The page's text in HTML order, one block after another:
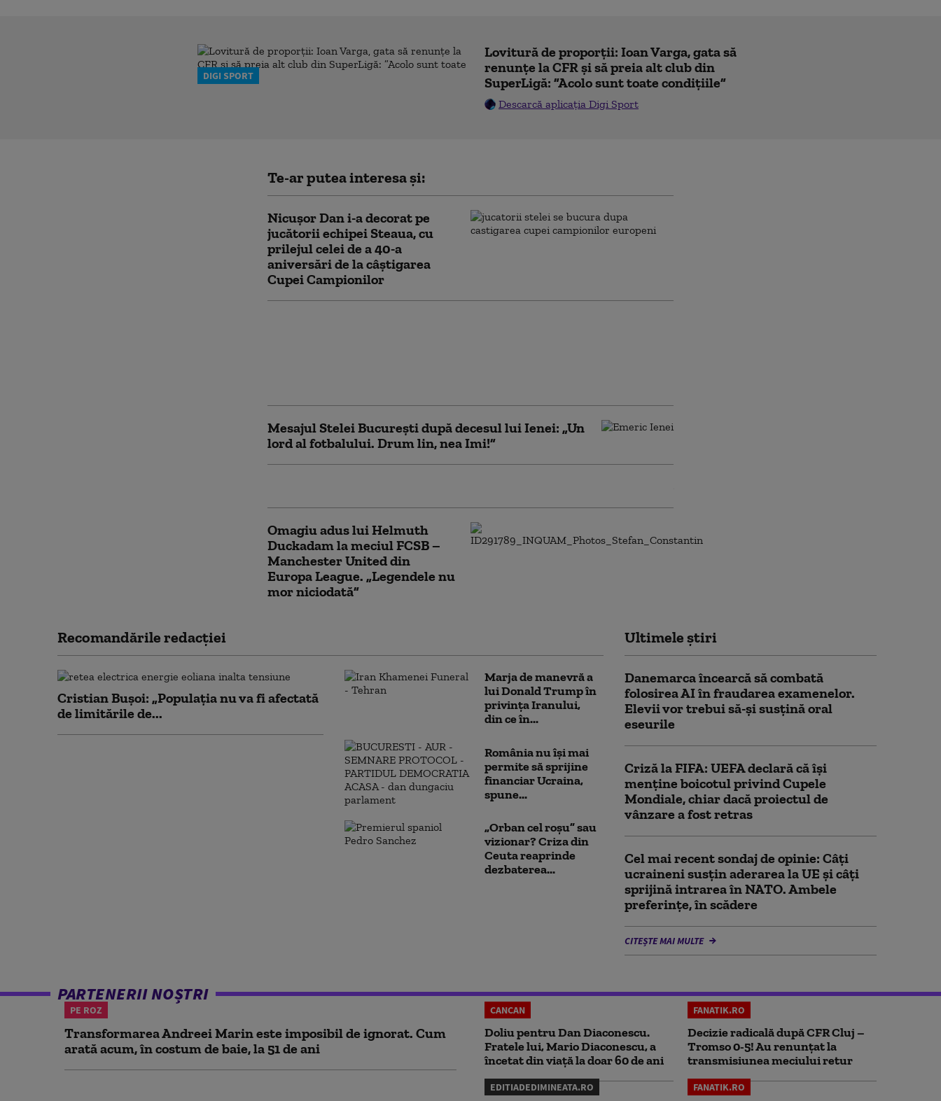
DIGI SPORT
Lovitură de proporții: Ioan Varga, gata să
renunțe la CFR și să preia alt club din
SuperLigă: ”Acolo sunt toate condițiile”
Descarcă aplicația Digi Sport
Te-ar putea interesa și:
Nicușor Dan i-a decorat pe
jucătorii echipei Steaua, cu
prilejul celei de a 40-a
aniversări de la câștigarea
Cupei Campionilor
Mesajul Stelei Bucureşti după decesul lui Ienei: „Un
lord al fotbalului. Drum lin, nea Imi!”
Omagiu adus lui Helmuth
Duckadam la meciul FCSB –
Manchester United din
Europa League. „Legendele nu
mor niciodată”
Recomandările redacţiei
Cristian Bușoi: „Populația nu va fi afectată
de limitările de...
Marja de manevră a
lui Donald Trump în
privința Iranului,
din ce în...
România nu își mai
permite să sprijine
financiar Ucraina,
spune...
„Orban cel roșu” sau
vizionar? Criza din
Ceuta reaprinde
dezbaterea...
Ultimele știri
Danemarca încearcă să combată
folosirea AI în fraudarea examenelor.
Elevii vor trebui să-şi susţină oral
eseurile
Criză la FIFA: UEFA declară că îşi
menţine boicotul privind Cupele
Mondiale, chiar dacă proiectul de
vânzare a fost retras
Cel mai recent sondaj de opinie: Câți
ucraineni susțin aderarea la UE și câți
sprijină intrarea în NATO. Ambele
preferințe, în scădere
CITEȘTE MAI MULTE
PARTENERII NOȘTRI
PE ROZ
Transformarea Andreei Marin este imposibil de ignorat. Cum
arată acum, în costum de baie, la 51 de ani
CANCAN
Doliu pentru Dan Diaconescu.
Fratele lui, Mario Diaconescu, a
încetat din viață la doar 60 de ani
FANATIK.RO
Decizie radicală după CFR Cluj –
Tromso 0-5! Au renunțat la
transmisiunea meciului retur
EDITIADEDIMINEATA.RO FANATIK.RO